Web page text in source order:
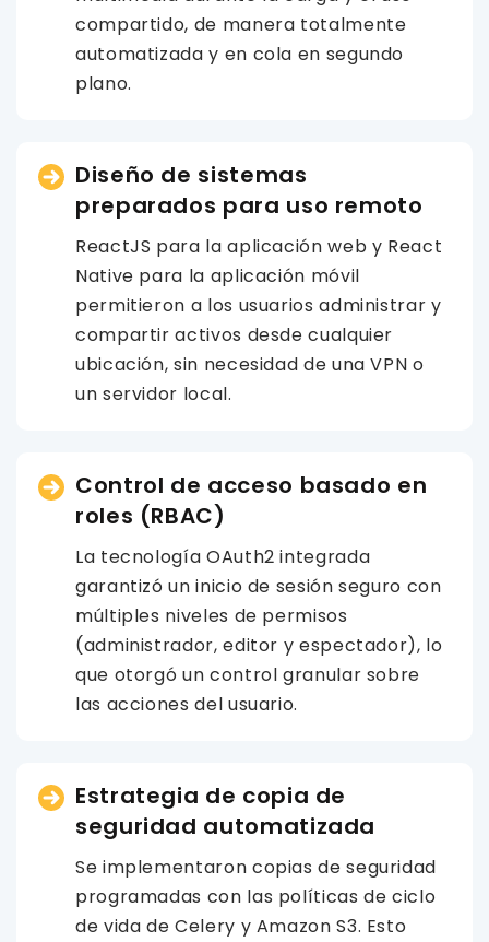
compartido, de manera totalmente
automatizada y en cola en segundo
plano.
Diseño de sistemas
preparados para uso remoto
ReactJS para la aplicación web y React
Native para la aplicación móvil
permitieron a los usuarios administrar y
compartir activos desde cualquier
ubicación, sin necesidad de una VPN o
un servidor local.
Control de acceso basado en
roles (RBAC)
La tecnología OAuth2 integrada
garantizó un inicio de sesión seguro con
múltiples niveles de permisos
(administrador, editor y espectador), lo
que otorgó un control granular sobre
las acciones del usuario.
Estrategia de copia de
seguridad automatizada
Se implementaron copias de seguridad
programadas con las políticas de ciclo
de vida de Celery y Amazon S3. Esto